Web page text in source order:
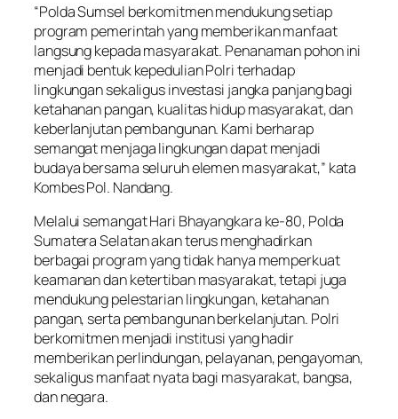
“Polda Sumsel berkomitmen mendukung setiap
program pemerintah yang memberikan manfaat
langsung kepada masyarakat. Penanaman pohon ini
menjadi bentuk kepedulian Polri terhadap
lingkungan sekaligus investasi jangka panjang bagi
ketahanan pangan, kualitas hidup masyarakat, dan
keberlanjutan pembangunan. Kami berharap
semangat menjaga lingkungan dapat menjadi
budaya bersama seluruh elemen masyarakat,” kata
Kombes Pol. Nandang.
Melalui semangat Hari Bhayangkara ke-80, Polda
Sumatera Selatan akan terus menghadirkan
berbagai program yang tidak hanya memperkuat
keamanan dan ketertiban masyarakat, tetapi juga
mendukung pelestarian lingkungan, ketahanan
pangan, serta pembangunan berkelanjutan. Polri
berkomitmen menjadi institusi yang hadir
memberikan perlindungan, pelayanan, pengayoman,
sekaligus manfaat nyata bagi masyarakat, bangsa,
dan negara.